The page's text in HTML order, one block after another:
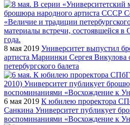
8 мая 2019 Университет выпустил
артиста Мариинки Сергея Викулова
петербургского балета
6 мая 2019 К юбилею проректора
Санкина Университет публикует
воспоминаниями «Восхождение к